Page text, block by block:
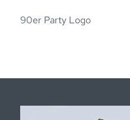
90er Party Logo